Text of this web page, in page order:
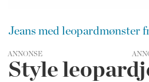
Jeans med leopardmønster
ANNONSE
Style